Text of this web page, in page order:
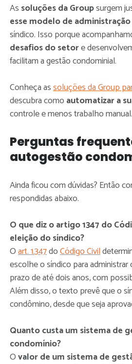
As soluções da Groupsurgem
esse modelo de administração
síndico. Isso porque
desafios do setore
facilitam a gestão condominial.
Conheça assoluções da Group
descubra como automatizar a
controle e menos trabalho manual.
Perguntas
autogestão
Ainda ficou com dúvidas? Então
respondidas abaixo.
O que diz o artigo 1347 do
eleição do síndico?
Oart. 1.347doCódigo Civil
escolhe o síndico para
prazo de até dois anos, com
Além disso, o texto prevê que o
condômino, desde que seja
Quanto custa um sistema de
condomínio?
Ovalor de um sistema de